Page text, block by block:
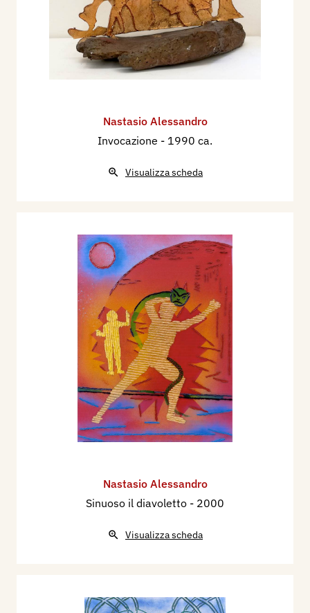
Nastasio Alessandro
Invocazione - 1990 ca.
Visualizza scheda
Nastasio Alessandro
Sinuoso il diavoletto - 2000
Visualizza scheda